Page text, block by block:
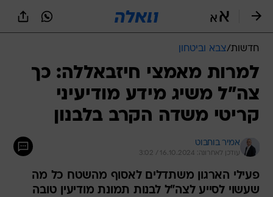
חדשות/צבא וביטחון
למרות מאמצי חיזבאללה: כך
צה"ל משיג מידע מודיעיני
קריטי משדה הקרב בלבנון
אמיר בוחבוט
עודכן לאחרונה: 16.10.2024 / 3:02
פעילי הארגון משתדלים לאסוף מהשטח כל מה
שעשוי לסייע לצה"ל לבנות תמונת מודיעין טובה